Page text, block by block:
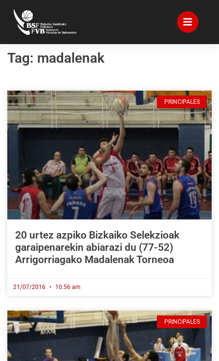
Tag: madalenak
PRINCIPALES
20 urtez azpiko Bizkaiko Selekzioak
garaipenarekin abiarazi du (77-52)
Arrigorriagako Madalenak Torneoa
21/07/2016 10:56 am
PRINCIPALES